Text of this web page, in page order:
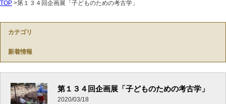
TOP >第１３４回企画展「子どものための考古学」
カテゴリ
新着情報
第１３４回企画展「子どものための考古学」
2020/03/18